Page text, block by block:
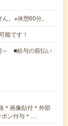
。※休憩60分。
能です！
～ ■給与の前払い
＊画像貼付＊外部
ポン付与＊…